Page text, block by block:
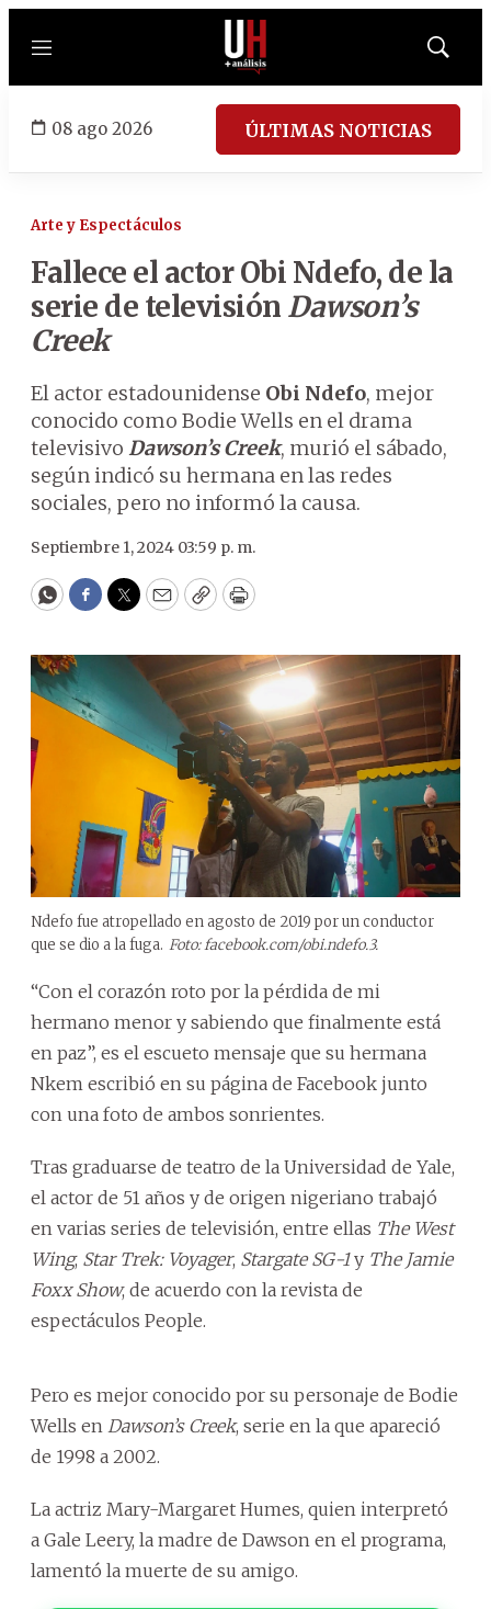
Menú
Mostrar
08 ago 2026 ÚLTIMAS NOTICIAS
Arte y Espectáculos
Fallece el actor Obi Ndefo, de la
serie de televisión Dawson’s
Creek
El actor estadounidense Obi Ndefo, mejor
conocido como Bodie Wells en el drama
televisivo Dawson’s Creek, murió el sábado,
según indicó su hermana en las redes
sociales, pero no informó la causa.
Septiembre 1, 2024 03:59 p. m.
WhatsApp
Facebook
Twitter
EmailCopyPrint
Ndefo fue atropellado en agosto de 2019 por un conductor
que se dio a la fuga. Foto: facebook.com/obi.ndefo.3.
“Con el corazón roto por la pérdida de mi
hermano menor y sabiendo que finalmente está
en paz”, es el escueto mensaje que su hermana
Nkem escribió en su página de Facebook junto
con una foto de ambos sonrientes.
Tras graduarse de teatro de la Universidad de Yale,
el actor de 51 años y de origen nigeriano trabajó
en varias series de televisión, entre ellas The West
Wing, Star Trek: Voyager, Stargate SG-1y The Jamie
Foxx Show, de acuerdo con la revista de
espectáculos People.
Pero es mejor conocido por su personaje de Bodie
Wells en Dawson’s Creek, serie en la que apareció
de 1998 a 2002.
La actriz Mary-Margaret Humes, quien interpretó
a Gale Leery, la madre de Dawson en el programa,
lamentó la muerte de su amigo.